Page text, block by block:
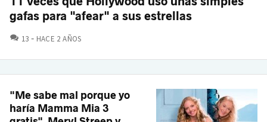
gafas para "afear" a sus estrellas
13 COMENTARIOS
HACE 2 AÑOS
"Me sabe mal porque yo
haría Mamma Mia 3